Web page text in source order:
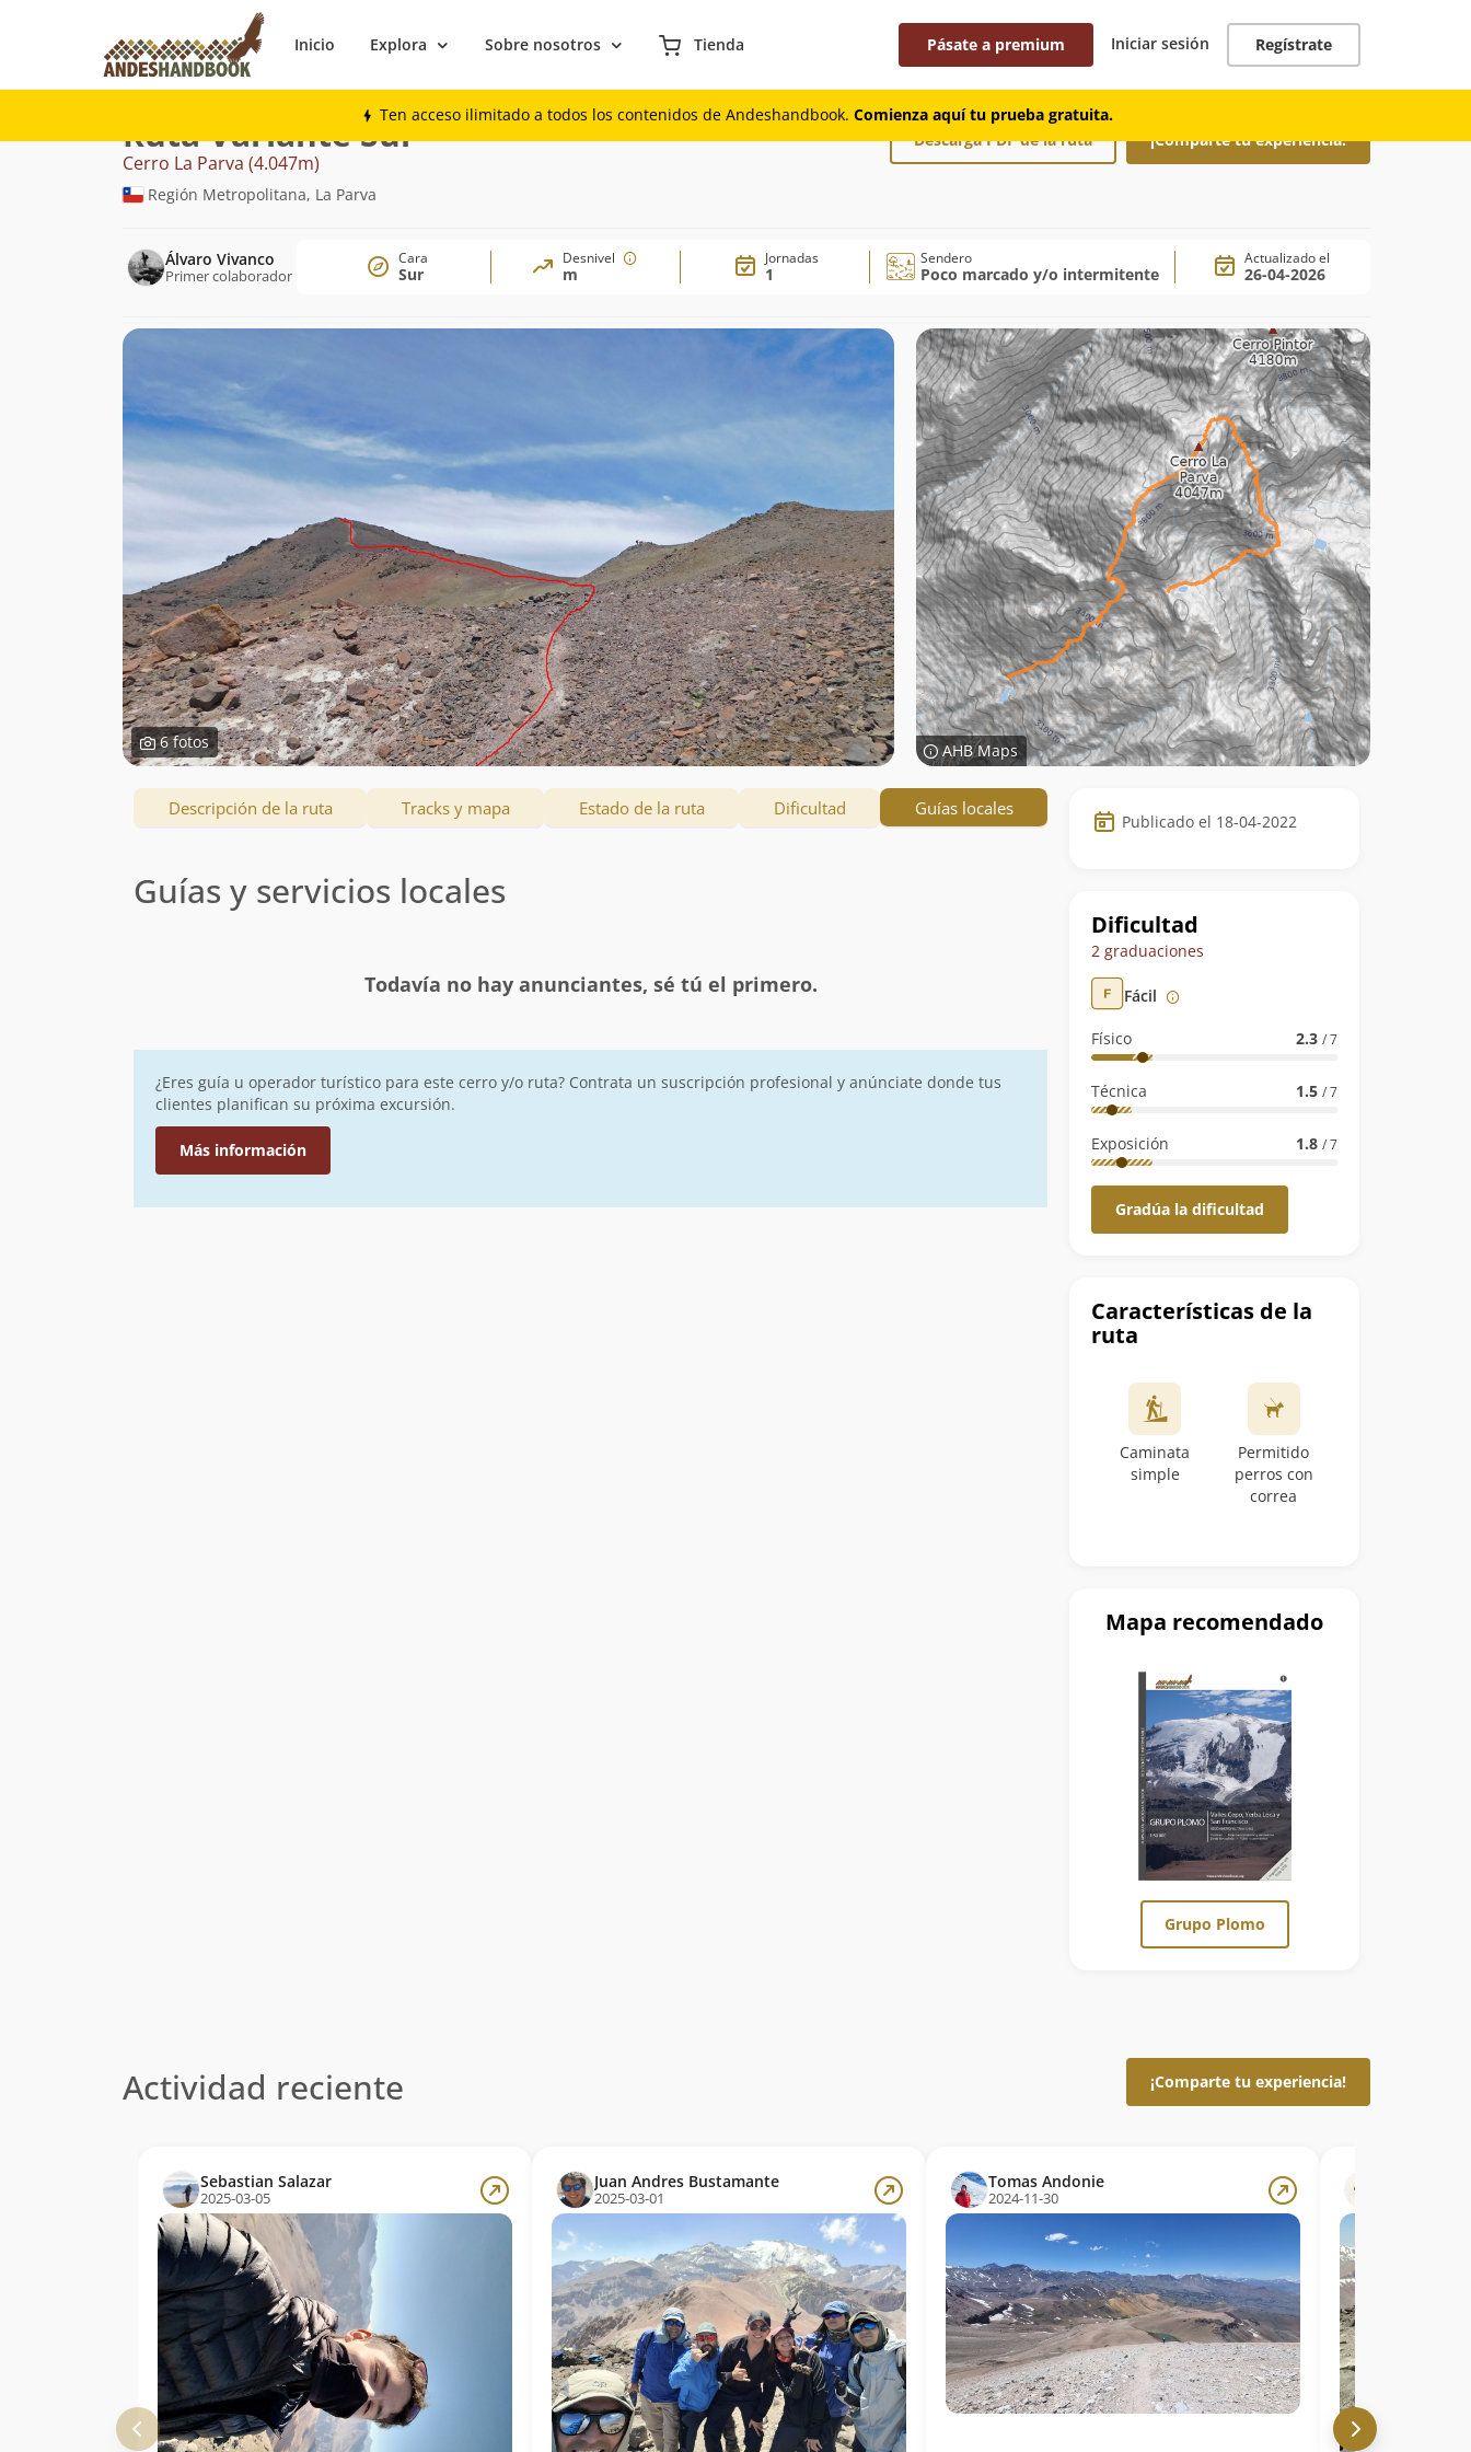
Inicio Explora Sobre nosotros Tienda Pásate a premium Iniciar sesión Regístrate
Ten acceso ilimitado a todos los contenidos de Andeshandbook. Comienza aquí tu prueba gratuita.
Montaña
Ruta Variante Sur
Cerro La Parva (4.047m)
Región Metropolitana, La Parva
Descarga PDF de la ruta ¡Comparte tu experiencia!
Álvaro Vivanco
Primer colaborador
Cara
Sur
Desnivel
m
Jornadas
1
Sendero
Poco marcado y/o intermitente
Actualizado el
26-04-2026
6 fotos AHB Maps
Datos
de
ruta
Publicado el 18-04-2022
Dificultad
2 graduaciones
Fácil
Físico 2.3 / 7
Técnica 1.5 / 7
Exposición 1.8 / 7
Gradúa la dificultad
Características de la
ruta
Caminata
simple
Permitido
perros con
correa
Mapa recomendado
Grupo Plomo
Descripción de la ruta Tracks y mapa Estado de la ruta Dificultad Guías locales
Guías y servicios locales
Todavía no hay anunciantes, sé tú el primero.
¿Eres guía u operador turístico para este cerro y/o ruta? Contrata un suscripción profesional y anúnciate donde tus
clientes planifican su próxima excursión.
Más información
Actividad reciente ¡Comparte tu experiencia!
Sebastian Salazar
2025-03-05
Juan Andres Bustamante
2025-03-01
Tomas Andonie
2024-11-30